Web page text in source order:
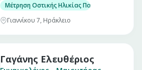
Μέτρηση Οστικής Ηλικίας Παίδων
Γιαννίκου 7, Ηράκλειο
Γαγάνης Ελευθέριος